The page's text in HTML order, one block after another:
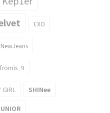
EXO
NewJeans
fromis_9
GIRL SHINee